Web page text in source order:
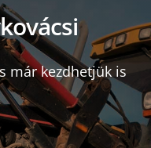
már kezdhetjük is